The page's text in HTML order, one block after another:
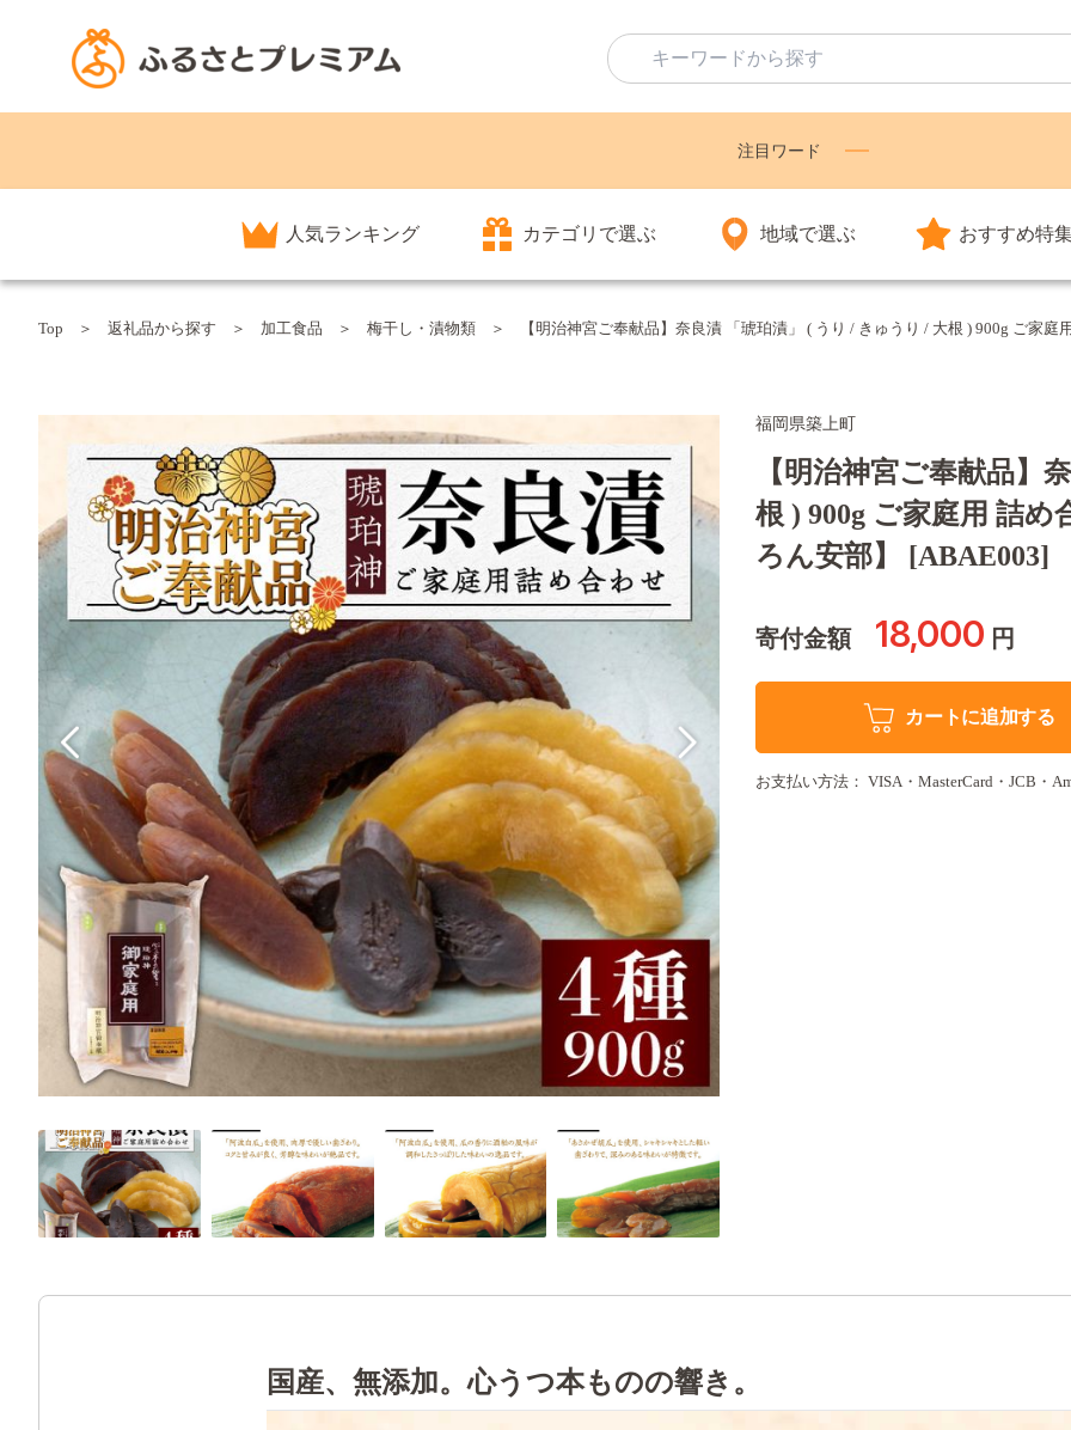
注目ワード
人気ランキング カテゴリで選ぶ 地域で選ぶ おすすめ特
Top 返礼品から探す 加工食品 梅干し・漬物類 【明治神宮ご奉献品】奈良漬 「琥珀漬」 ( うり / きゅうり / 大根 ) 900g ご家
福岡県築上町
【明治神宮ご奉献品】
根 ) 900g ご家庭用 詰
ろん安部】 [ABAE003]
寄付金額 18,000 円
カートに追加する
お支払い方法： VISA・MasterCard・JCB・
国産、無添加。心うつ本ものの響き。